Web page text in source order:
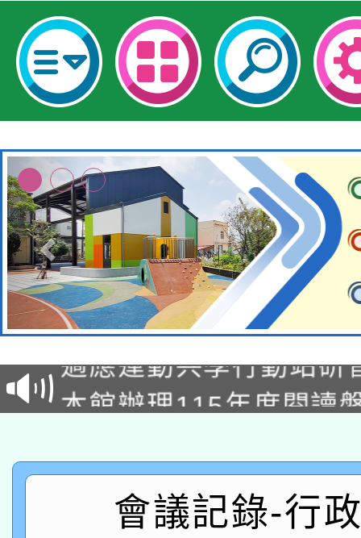
本校115學年度第2次
招甄選結果公告(無人
招)
本館辦理115年度閱讀
礎課程
A3數位素養講師名單
「數位內容與教學軟
會議記錄-行